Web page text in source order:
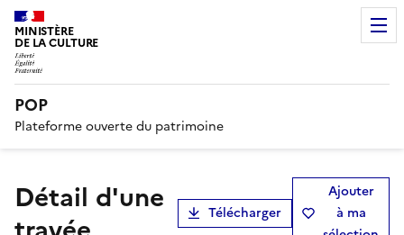
MINISTÈRE
DE LA CULTURE
POP
Plateforme ouverte du patrimoine
Détail d'une
Télécharger
Ajouter
à ma